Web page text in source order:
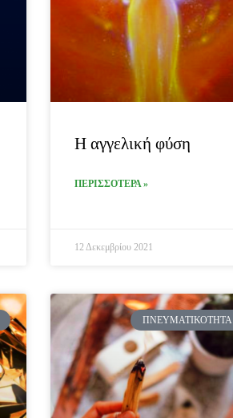
Η αγγελική φύση
ΠΕΡΙΣΣΟΤΕΡΑ »
12 Δεκεμβρίου 2021
ΠΝΕΥΜΑΤΙΚΌΤΗΤΑ